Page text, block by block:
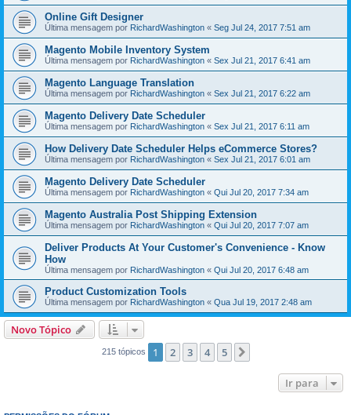
Online Gift Designer
Última mensagem por RichardWashington « Seg Jul 24, 2017 7:51 am
Magento Mobile Inventory System
Última mensagem por RichardWashington « Sex Jul 21, 2017 6:41 am
Magento Language Translation
Última mensagem por RichardWashington « Sex Jul 21, 2017 6:22 am
Magento Delivery Date Scheduler
Última mensagem por RichardWashington « Sex Jul 21, 2017 6:11 am
How Delivery Date Scheduler Helps eCommerce Stores?
Última mensagem por RichardWashington « Sex Jul 21, 2017 6:01 am
Magento Delivery Date Scheduler
Última mensagem por RichardWashington « Qui Jul 20, 2017 7:34 am
Magento Australia Post Shipping Extension
Última mensagem por RichardWashington « Qui Jul 20, 2017 7:07 am
Deliver Products At Your Customer's Convenience - Know
How
Última mensagem por RichardWashington « Qui Jul 20, 2017 6:48 am
Product Customization Tools
Última mensagem por RichardWashington « Qua Jul 19, 2017 2:48 am
Novo Tópico
215 tópicos 1 2 3 4 5
Ir para